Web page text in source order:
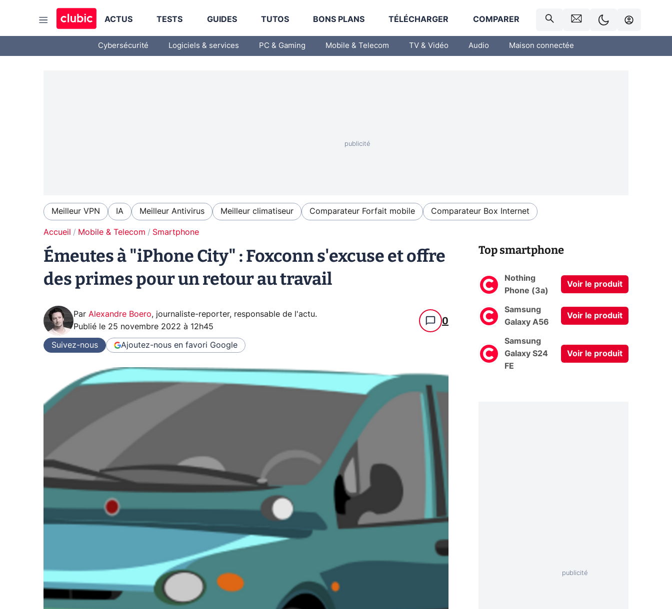
ACTUS TESTS GUIDES TUTOS BONS PLANS TÉLÉCHARGER COMPARER
Cybersécurité Logiciels & services PC & Gaming Mobile & Telecom TV & Vidéo Audio Maison connectée
Meilleur VPN IA Meilleur Antivirus Meilleur climatiseur Comparateur Forfait mobile Comparateur Box Internet
Accueil Mobile & Telecom Smartphone
Émeutes à "iPhone City" : Foxconn s'excuse et offre
des primes pour un retour au travail
Par Alexandre Boero, journaliste-reporter, responsable de l'actu.
Publié le 25 novembre 2022 à 12h45 0
Suivez-nous Ajoutez-nous en favori Google
Top smartphone
Nothing
Phone (3a)
Voir le produit
Samsung
Galaxy A56
Voir le produit
Samsung
Galaxy S24
FE
Voir le produit